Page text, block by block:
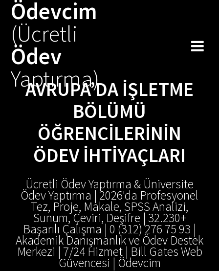
Ödevcim
(Ücretli
Ödev
Yaptırma)
AVRUPA’DA İŞLETME
BÖLÜMÜ
ÖĞRENCILERININ
ÖDEV İHTIYAÇLARI
Ücretli Ödev Yaptırma & Üniversite
Ödev Yaptırma | 2026'da Profesyonel
Tez, Proje, Makale, SPSS Analizi,
Sunum, Çeviri, Deşifre | 32.230+
Başarılı Çalışma | 0 (312) 276 75 93 |
Akademik Danışmanlık ve Ödev Destek
Merkezi | 7/24 Hizmet | Bill Gates Web
Güvencesi | Ödevcim